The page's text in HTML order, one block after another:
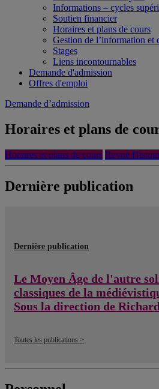
Informations – cycles
Soutien financier
Horaires et plans de cours
Gestion de l’information et
Stages
Liens incontournables
Demande d'admission
Offres d'emploi
Demande d’admission
Horaires et plans de
Horaires et plans de cours Revue
Dernière publication
Dernière publication
Le Moyen Âge de l'autre
classiques de la
Sous la direction de
Toutes les publications >